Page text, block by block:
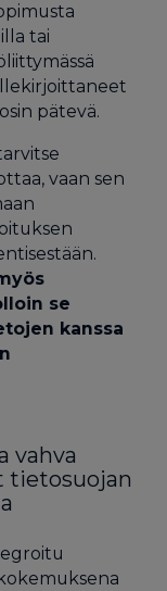
tai
pätevä.
vaan sen
se
kanssa
vahva